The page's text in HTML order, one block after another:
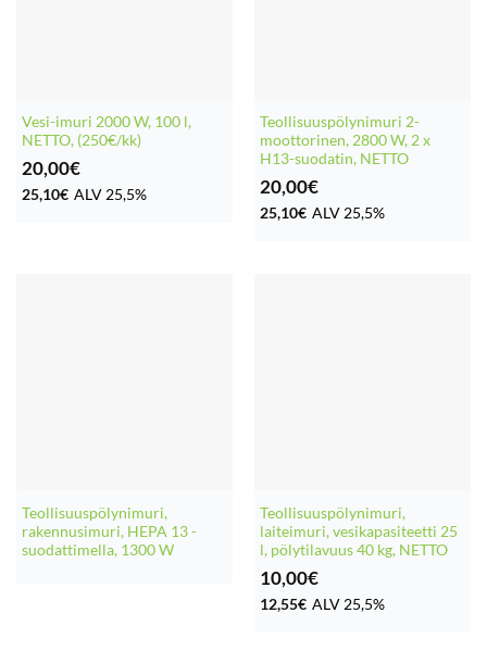
Vesi-imuri 2000 W, 100 l,
NETTO, (250€/kk)
20,00€
25,10€ ALV 25,5%
Teollisuuspölynimuri 2-
moottorinen, 2800 W, 2 x
H13-suodatin, NETTO
20,00€
25,10€ ALV 25,5%
Teollisuuspölynimuri,
rakennusimuri, HEPA 13 -
suodattimella, 1300 W
Teollisuuspölynimuri,
laiteimuri, vesikapasiteetti 25
l, pölytilavuus 40 kg, NETTO
10,00€
12,55€ ALV 25,5%